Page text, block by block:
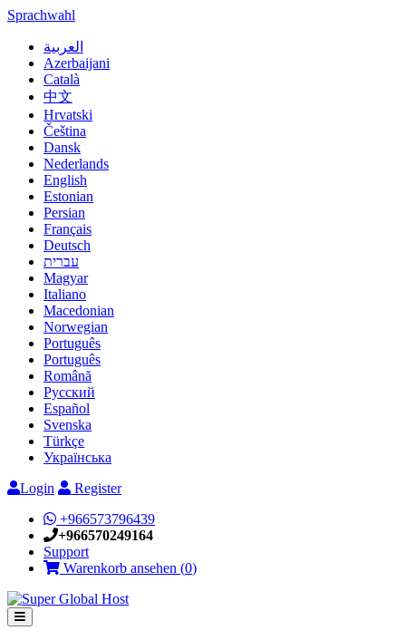
Sprachwahl
العربية
Azerbaijani
Català
中文
Hrvatski
Čeština
Dansk
Nederlands
English
Estonian
Persian
Français
Deutsch
עברית
Magyar
Italiano
Macedonian
Norwegian
Português
Português
Română
Русский
Español
Svenska
Türkçe
Українська
Login
Register
+966573796439
+966570249164
Support
Warenkorb ansehen (0)